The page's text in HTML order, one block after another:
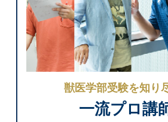
獣医学部受験を知り
一流プロ講